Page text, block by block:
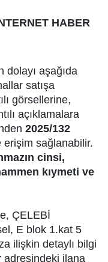
HABER
dolayı aşağıda
satışa
görsellerine,
açıklamalara
2025/132
erişim sağlanabilir.
cinsi,
kıymeti ve
ÇELEBİ
E blok 1.kat 5
ilişkin detaylı bilgi
adresindeki ilana